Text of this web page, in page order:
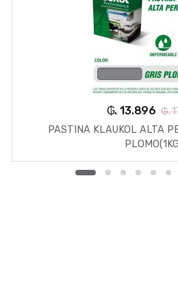
₲. 13.896 ₲.
PASTINA KLAUKOL ALTA